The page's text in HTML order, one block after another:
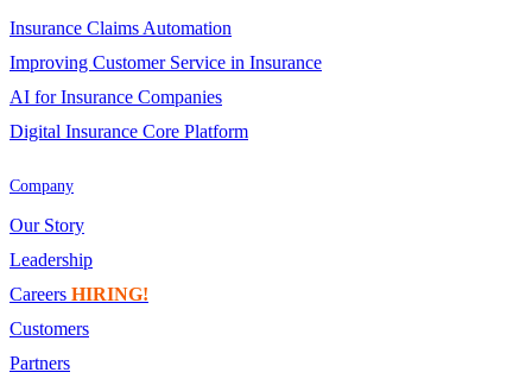
Insurance Claims Automation
Improving Customer Service in Insurance
AI for Insurance Companies
Digital Insurance Core Platform
Company
Our Story
Leadership
Careers HIRING!
Customers
Partners